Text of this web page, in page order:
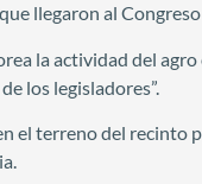
llegaron al
la actividad del
los legisladores”.
el terreno del